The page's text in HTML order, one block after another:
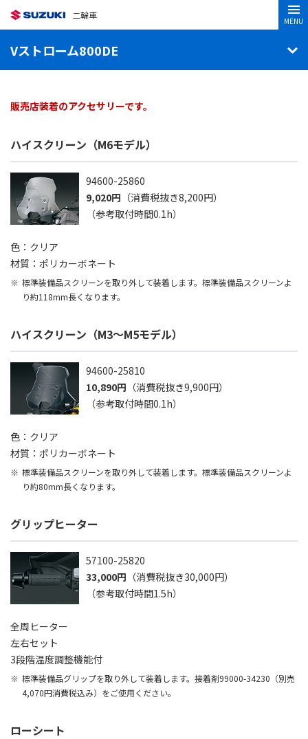
二輪車
MENU
Vストローム800DE
販売店装着のアクセサリーです。
ハイスクリーン（M6モデル）
94600-25860
9,020円 （消費税抜き8,200円）
（参考取付時間0.1h）
色：クリア
材質：ポリカーボネート
標準装備品スクリーンを取り外して装着します。標準装備品スクリーンよ
り約118mm長くなります。
ハイスクリーン（M3～M5モデル）
94600-25810
10,890円 （消費税抜き9,900円）
（参考取付時間0.1h）
色：クリア
材質：ポリカーボネート
標準装備品スクリーンを取り外して装着します。標準装備品スクリーンよ
り約80mm長くなります。
グリップヒーター
57100-25820
33,000円 （消費税抜き30,000円）
（参考取付時間1.5h）
全周ヒーター
左右セット
3段階温度調整機能付
標準装備品グリップを取り外して装着します。接着剤99000-34230（別売
4,070円消費税込み）をご使用ください。
ローシート